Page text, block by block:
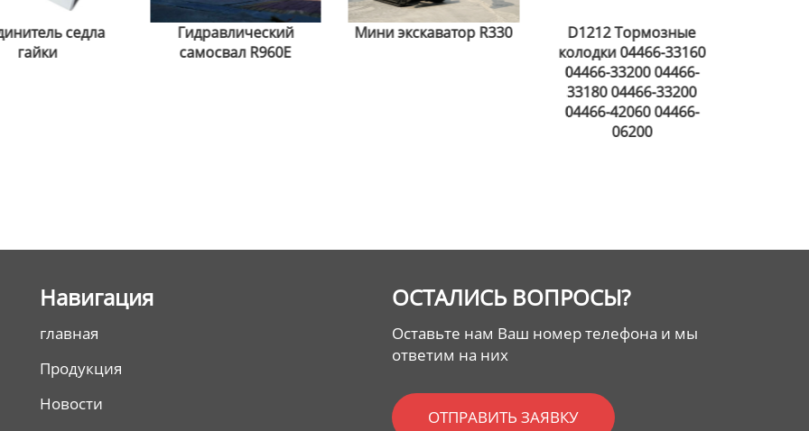
R960E
Мини экскаватор R330
D1212 Тормозные
Подшипник
автомобильной
водяной помпы JWBB
Hавигация
главная
Продукция
Новости
ОСТАЛИСЬ ВОПРОСЫ?
Оставьте нам Ваш номер телефона и мы
ответим на них
ОТПРАВИТЬ ЗАЯВКУ